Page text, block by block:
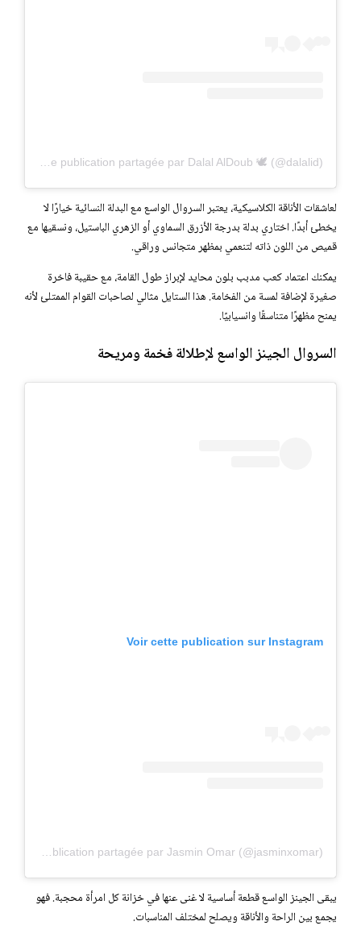
لعاشقات الأناقة الكلاسيكية، يعتبر السروال الواسع مع البدلة النسائية خيارًا لا
يخطئ أبدًا. اختاري بدلة بدرجة الأزرق السماوي أو الزهري الباستيل، ونسقيها مع
قميص من اللون ذاته لتنعمي بمظهر متجانس وراقي.
يمكنك اعتماد كعب مدبب بلون محايد لإبراز طول القامة، مع حقيبة فاخرة
صغيرة لإضافة لمسة من الفخامة. هذا الستايل مثالي لصاحبات القوام الممتلئ لأنه
يمنح مظهرًا متناسقًا وانسيابيًا.
السروال الجينز الواسع لإطلالة فخمة ومريحة
Voir cette publication sur Instagram
يبقى الجينز الواسع قطعة أساسية لا غنى عنها في خزانة كل امرأة محجبة. فهو
يجمع بين الراحة والأناقة ويصلح لمختلف المناسبات.